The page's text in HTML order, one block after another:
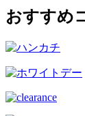
おすすめ